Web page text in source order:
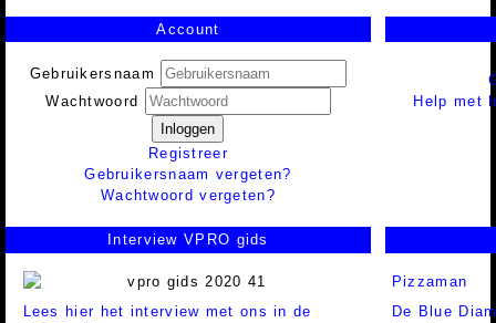
Account
Gebruikersnaam
Wachtwoord
Inloggen
Registreer
Gebruikersnaam vergeten?
Wachtwoord vergeten?
Help met
Interview VPRO gids
Lees hier het interview met ons in de
Pizzaman
De Blue